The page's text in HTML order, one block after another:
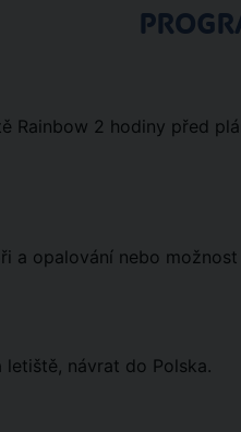
Rainbow 2 hodiny před
a opalování nebo
návrat do Polska.